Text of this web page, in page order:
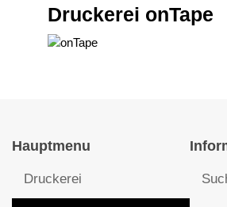
Druckerei onTape
Hauptmenu
Druckerei